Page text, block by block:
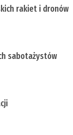
rakiet i dronów
sabotażystów